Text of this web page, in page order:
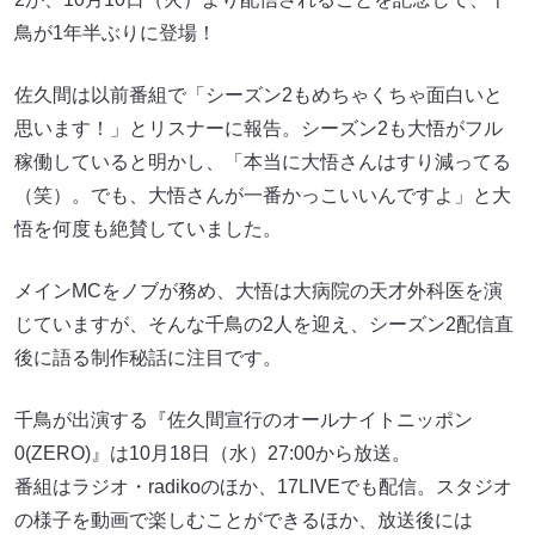
鳥が1年半ぶりに登場！
佐久間は以前番組で「シーズン2もめちゃくちゃ面白いと
思います！」とリスナーに報告。シーズン2も大悟がフル
稼働していると明かし、「本当に大悟さんはすり減ってる
（笑）。でも、大悟さんが一番かっこいいんですよ」と大
悟を何度も絶賛していました。
メインMCをノブが務め、大悟は大病院の天才外科医を演
じていますが、そんな千鳥の2人を迎え、シーズン2配信直
後に語る制作秘話に注目です。
千鳥が出演する『佐久間宣行のオールナイトニッポン
0(ZERO)』は10月18日（水）27:00から放送。
番組はラジオ・radikoのほか、17LIVEでも配信。スタジオ
の様子を動画で楽しむことができるほか、放送後には